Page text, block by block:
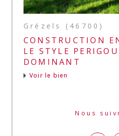
Grézels (46700)
CONSTRUCTION
LE STYLE
DOMINANT
Voir le bien
Nous